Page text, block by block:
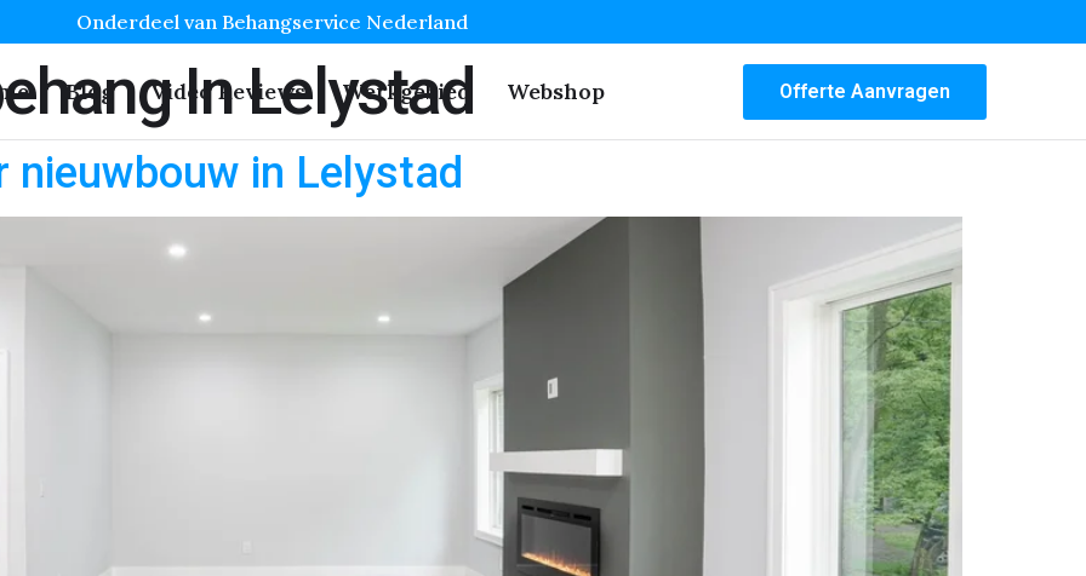
Onderdeel van Behangservice Nederland
Blog Video Reviews Werkgebied Webshop Offerte Aanvragen
In Lelystad
nieuwbouw in Lelystad